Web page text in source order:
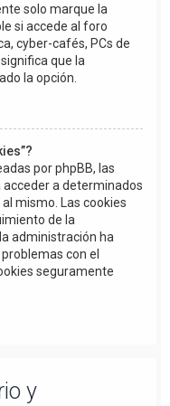
solo marque la
si accede al foro
cyber-cafés, PCs de
que la
la opción.
por phpBB, las
a determinados
mismo. Las cookies
de la
administración ha
con el
seguramente
y